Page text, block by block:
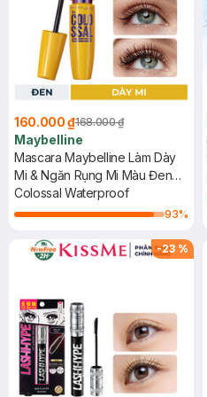
160.000 ₫168.000 ₫
Maybelline
Mascara Maybelline Làm Dày
Mi & Ngăn Rụng Mi Màu Đen
9.2ml
Colossal Waterproof
93%
-23 %